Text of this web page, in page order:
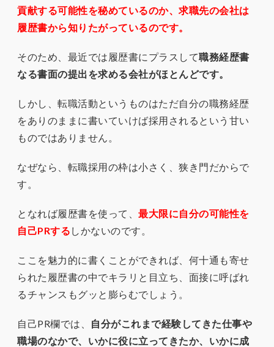
貢献する可能性を秘めているのか、求職先の会社は
履歴書から知りたがっているのです。
そのため、最近では履歴書にプラスして職務経歴書
なる書面の提出を求める会社がほとんどです。
しかし、転職活動というものはただ自分の職務経歴
をありのままに書いていけば採用されるという甘い
ものではありません。
なぜなら、転職採用の枠は小さく、狭き門だからで
す。
となれば履歴書を使って、 最大限に自分の可能性を
自己PRする しかないのです。
ここを魅力的に書くことができれば、何十通も寄せ
られた履歴書の中でキラリと目立ち、面接に呼ばれ
るチャンスもグッと膨らむでしょう。
自己PR欄では、
自分がこれまで経験してきた仕事や
職場のなかで、いかに役に立ってきたか、いかに成